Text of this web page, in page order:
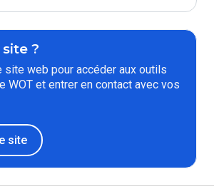
?
site web pour accéder aux outils
WOT et entrer en contact avec vos
site